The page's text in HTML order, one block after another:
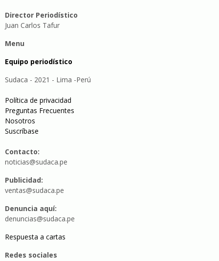
Director Periodístico
Juan Carlos Tafur
Menu
Equipo periodístico
Sudaca - 2021 - Lima -Perú
Política de privacidad
Preguntas Frecuentes
Nosotros
Suscríbase
Contacto:
noticias@sudaca.pe
Publicidad:
ventas@sudaca.pe
Denuncia aquí:
denuncias@sudaca.pe
Respuesta a cartas
Redes sociales